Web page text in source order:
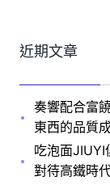
近期文章
奏響配合富
東西的品質
吃泡面
對待高鐵時